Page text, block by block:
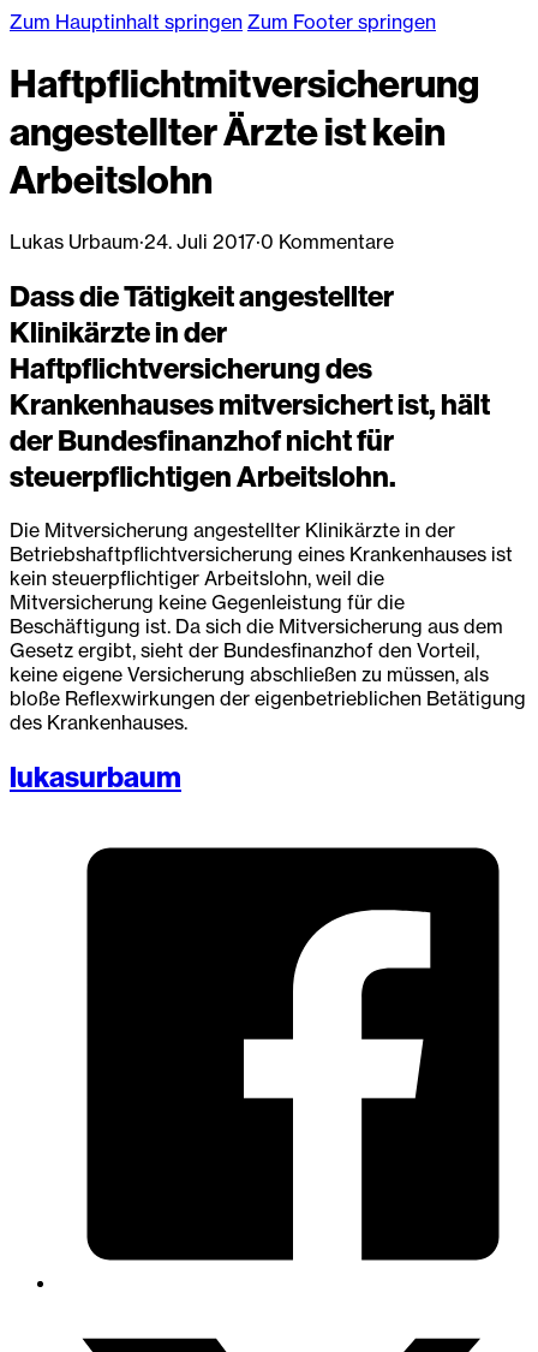
Zum Hauptinhalt springen Zum Footer springen
Haftpflichtmitversicherung
angestellter Ärzte ist kein
Arbeitslohn
Lukas Urbaum·24. Juli 2017·0 Kommentare
Dass die Tätigkeit angestellter
Klinikärzte in der
Haftpflichtversicherung des
Krankenhauses mitversichert ist, hält
der Bundesfinanzhof nicht für
steuerpflichtigen Arbeitslohn.
Die Mitversicherung angestellter Klinikärzte in der
Betriebshaftpflichtversicherung eines Krankenhauses ist
kein steuerpflichtiger Arbeitslohn, weil die
Mitversicherung keine Gegenleistung für die
Beschäftigung ist. Da sich die Mitversicherung aus dem
Gesetz ergibt, sieht der Bundesfinanzhof den Vorteil,
keine eigene Versicherung abschließen zu müssen, als
bloße Reflexwirkungen der eigenbetrieblichen Betätigung
des Krankenhauses.
lukasurbaum